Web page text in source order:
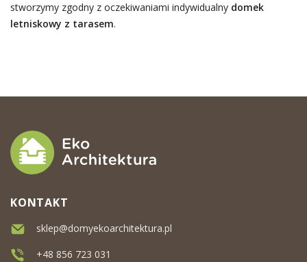
stworzymy zgodny z oczekiwaniami indywidualny domek
letniskowy z tarasem.
KONTAKT
sklep@domyekoarchitektura.pl
+48 856 723 031